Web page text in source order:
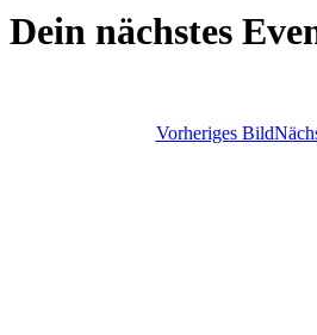
Dein nächstes
Vorheriges Bild